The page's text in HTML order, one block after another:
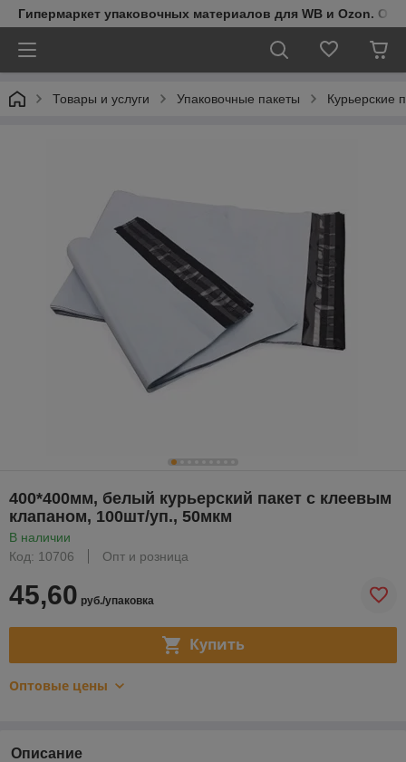
Гипермаркет упаковочных материалов для WB и Ozon.
Товары и услуги Упаковочные пакеты Курьерские
400*400мм, белый курьерский пакет с клеевым
клапаном, 100шт/уп., 50мкм
В наличии
Код: 10706
Опт и розница
45,60 руб./упаковка
Купить
Оптовые цены
Описание